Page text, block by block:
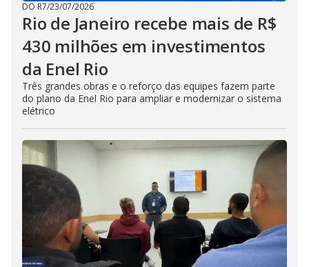
DO R7/23/07/2026
Rio de Janeiro recebe mais de R$
430 milhões em investimentos
da Enel Rio
Três grandes obras e o reforço das equipes fazem parte
do plano da Enel Rio para ampliar e modernizar o sistema
elétrico